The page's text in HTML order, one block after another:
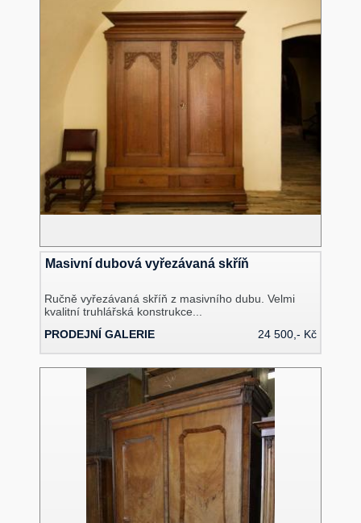
Masivní dubová vyřezávaná skříň
Ručně vyřezávaná skříň z masivního dubu. Velmi
kvalitní truhlářská konstrukce...
PRODEJNÍ GALERIE
24 500,- Kč